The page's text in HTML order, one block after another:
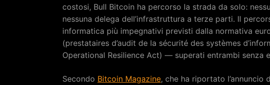
costosi, Bull Bitcoin ha percorso la strada da solo:
nessuna delega dell’infrastruttura a terze parti. Il
informatica più impegnativi previsti dalla normativa
(prestataires d’audit de la sécurité des systèmes
Operational Resilience Act) — superati entrambi senza
Secondo Bitcoin Magazine, che ha riportato l’annuncio